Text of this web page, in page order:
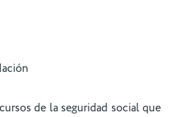
de la seguridad social que